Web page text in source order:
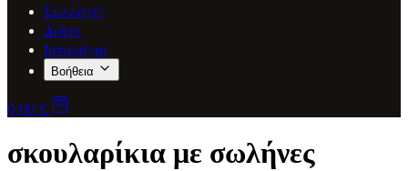
Συλλογές
Δώρα
Ιστολόγιο
Βοήθεια
0,00 €
σκουλαρίκια με σωλήνες